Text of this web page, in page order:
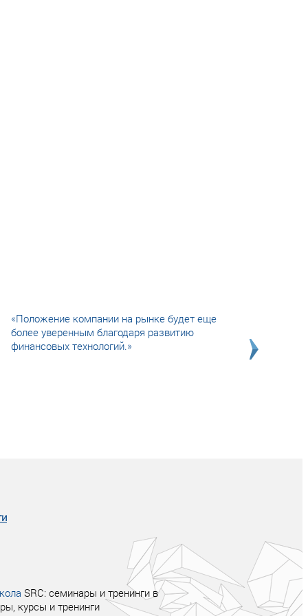
«Положение компании на рынке будет еще
более уверенным благодаря развитию
финансовых технологий.»
SRC: семинары и тренинги в
курсы и тренинги